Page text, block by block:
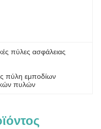
πύλες ασφάλειας
πύλη εμποδίων
πυλών